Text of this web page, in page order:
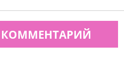
КОММЕНТАРИЙ